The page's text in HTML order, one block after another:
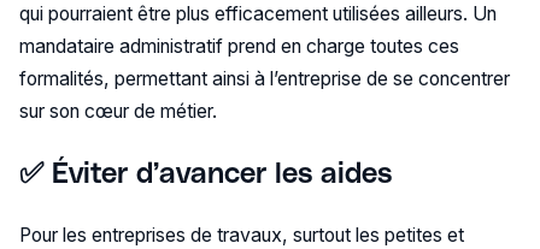
qui pourraient être plus efficacement utilisées ailleurs. Un
mandataire administratif prend en charge toutes ces
formalités, permettant ainsi à l’entreprise de se concentrer
sur son cœur de métier.
✅ Éviter d’avancer les aides
Pour les entreprises de travaux, surtout les petites et